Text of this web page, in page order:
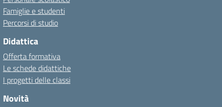
Famiglie e studenti
Percorsi di studio
Didattica
Offerta formativa
Le schede didattiche
I progetti delle classi
Novità